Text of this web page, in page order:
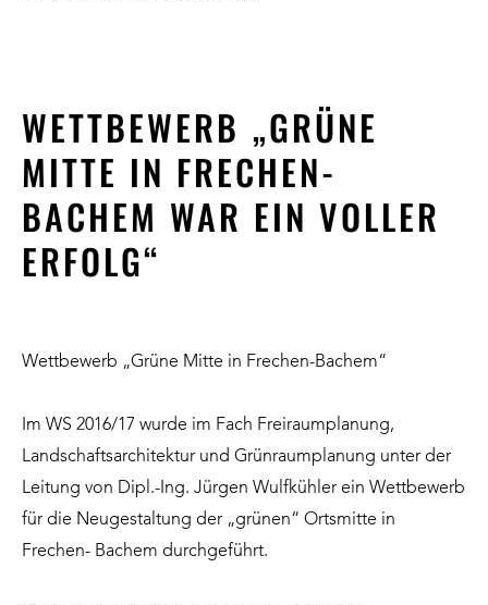
WETTBEWERB „GRÜNE
MITTE IN FRECHEN-
BACHEM WAR EIN VOLLER
ERFOLG“
Wettbewerb „Grüne Mitte in Frechen-Bachem“
Im WS 2016/17 wurde im Fach Freiraumplanung,
Landschaftsarchitektur und Grünraumplanung unter der
Leitung von Dipl.-Ing. Jürgen Wulfkühler ein Wettbewerb
für die Neugestaltung der „grünen“ Ortsmitte in
Frechen- Bachem durchgeführt.